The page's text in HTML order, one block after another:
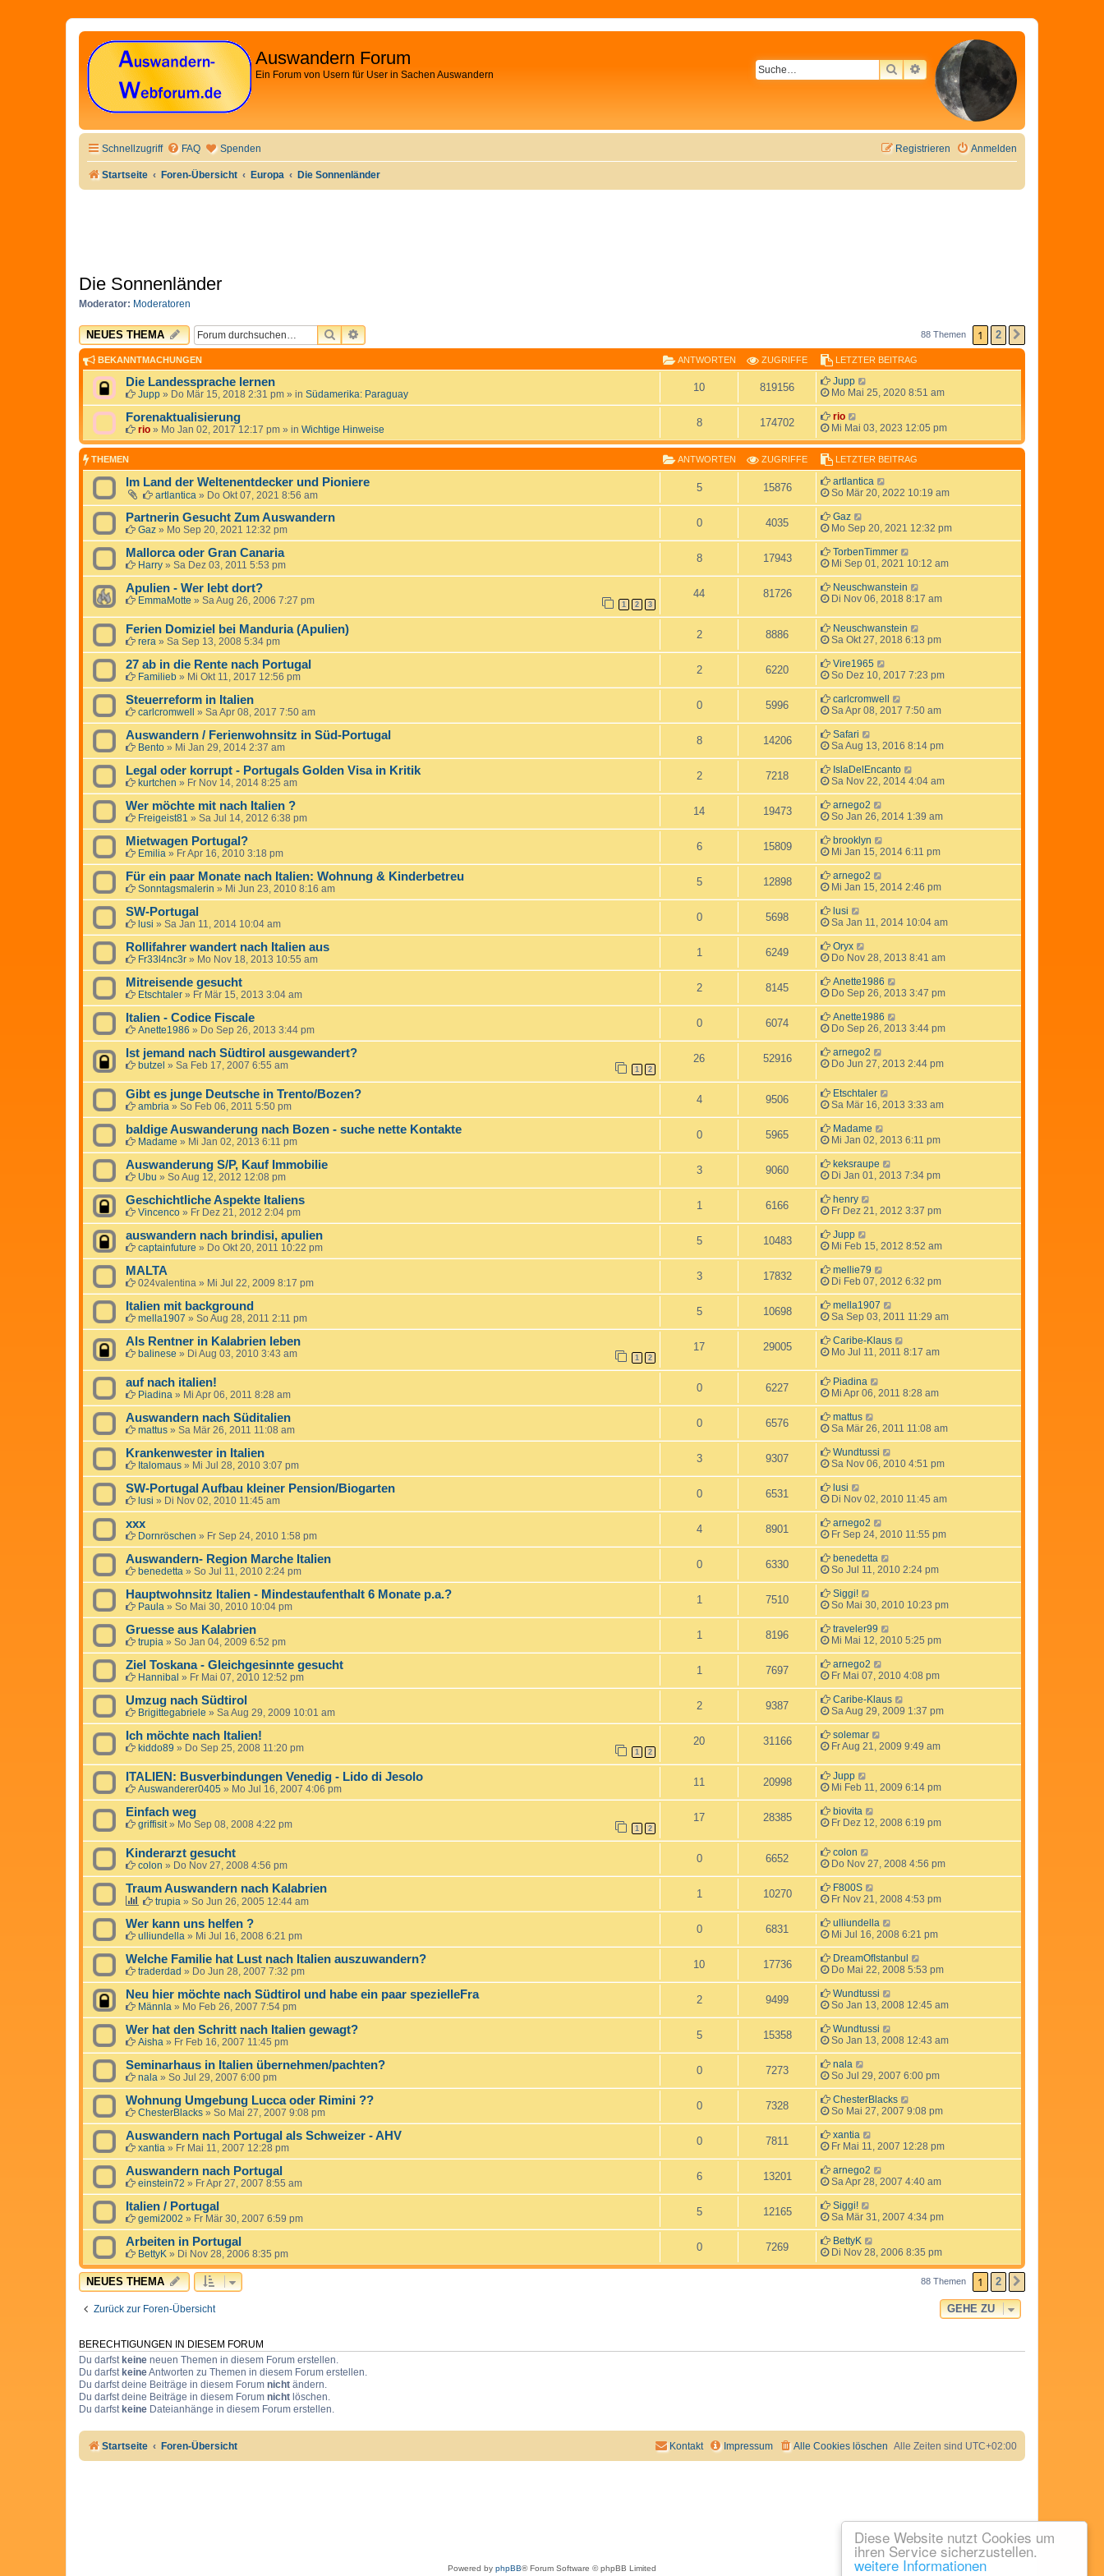
Diese Website nutzt Cookies um
ihren Service sicherzustellen.
weitere Informationen
Auswandern Forum
Ein Forum von Usern für User in Sachen Auswandern SUCHEERWEITERTE SUCHE
Schnellzugriff FAQ Spenden Anmelden
Registrieren
Startseite Foren-Übersicht Europa Die Sonnenländer
Die Sonnenländer
Moderator: Moderatoren
NEUES THEMA SUCHEERWEITERTE SUCHE 88 Themen 1 2
BEKANNTMACHUNGEN ANTWORTEN ZUGRIFFE LETZTER BEITRAG
Die Landessprache lernen
Jupp » Do Mär 15, 2018 2:31 pm » in Südamerika: Paraguay
10 819156
Jupp
Mo Mai 25, 2020 8:51 am
Forenaktualisierung
rio » Mo Jan 02, 2017 12:17 pm » in Wichtige Hinweise
8 174702
rio
Mi Mai 03, 2023 12:05 pm
THEMEN ANTWORTEN ZUGRIFFE LETZTER BEITRAG
Im Land der Weltenentdecker und Pioniere
artlantica » Do Okt 07, 2021 8:56 am
5 15876
artlantica
So Mär 20, 2022 10:19 am
Partnerin Gesucht Zum Auswandern
Gaz » Mo Sep 20, 2021 12:32 pm
0 4035
Gaz
Mo Sep 20, 2021 12:32 pm
Mallorca oder Gran Canaria
Harry » Sa Dez 03, 2011 5:53 pm
8 17943
TorbenTimmer
Mi Sep 01, 2021 10:12 am
Apulien - Wer lebt dort?
EmmaMotte » Sa Aug 26, 2006 7:27 pm 1 2 3
44 81726
Neuschwanstein
Di Nov 06, 2018 8:17 am
Ferien Domiziel bei Manduria (Apulien)
rera » Sa Sep 13, 2008 5:34 pm
2 8886
Neuschwanstein
Sa Okt 27, 2018 6:13 pm
27 ab in die Rente nach Portugal
Familieb » Mi Okt 11, 2017 12:56 pm
2 6220
Vire1965
So Dez 10, 2017 7:23 pm
Steuerreform in Italien
carlcromwell » Sa Apr 08, 2017 7:50 am
0 5996
carlcromwell
Sa Apr 08, 2017 7:50 am
Auswandern / Ferienwohnsitz in Süd-Portugal
Bento » Mi Jan 29, 2014 2:37 am
8 14206
Safari
Sa Aug 13, 2016 8:14 pm
Legal oder korrupt - Portugals Golden Visa in Kritik
kurtchen » Fr Nov 14, 2014 8:25 am
2 7218
IslaDelEncanto
Sa Nov 22, 2014 4:04 am
Wer möchte mit nach Italien ?
Freigeist81 » Sa Jul 14, 2012 6:38 pm
14 19473
arnego2
So Jan 26, 2014 1:39 am
Mietwagen Portugal?
Emilia » Fr Apr 16, 2010 3:18 pm
6 15809
brooklyn
Mi Jan 15, 2014 6:11 pm
Für ein paar Monate nach Italien: Wohnung & Kinderbetreu
Sonntagsmalerin » Mi Jun 23, 2010 8:16 am
5 12898
arnego2
Mi Jan 15, 2014 2:46 pm
SW-Portugal
lusi » Sa Jan 11, 2014 10:04 am
0 5698
lusi
Sa Jan 11, 2014 10:04 am
Rollifahrer wandert nach Italien aus
Fr33l4nc3r » Mo Nov 18, 2013 10:55 am
1 6249
Oryx
Do Nov 28, 2013 8:41 am
Mitreisende gesucht
Etschtaler » Fr Mär 15, 2013 3:04 am
2 8145
Anette1986
Do Sep 26, 2013 3:47 pm
Italien - Codice Fiscale
Anette1986 » Do Sep 26, 2013 3:44 pm
0 6074
Anette1986
Do Sep 26, 2013 3:44 pm
Ist jemand nach Südtirol ausgewandert?
butzel » Sa Feb 17, 2007 6:55 am 1 2
26 52916
arnego2
Do Jun 27, 2013 2:44 pm
Gibt es junge Deutsche in Trento/Bozen?
ambria » So Feb 06, 2011 5:50 pm
4 9506
Etschtaler
Sa Mär 16, 2013 3:33 am
baldige Auswanderung nach Bozen - suche nette Kontakte
Madame » Mi Jan 02, 2013 6:11 pm
0 5965
Madame
Mi Jan 02, 2013 6:11 pm
Auswanderung S/P, Kauf Immobilie
Ubu » So Aug 12, 2012 12:08 pm
3 9060
keksraupe
Di Jan 01, 2013 7:34 pm
Geschichtliche Aspekte Italiens
Vincenco » Fr Dez 21, 2012 2:04 pm
1 6166
henry
Fr Dez 21, 2012 3:37 pm
auswandern nach brindisi, apulien
captainfuture » Do Okt 20, 2011 10:22 pm
5 10483
Jupp
Mi Feb 15, 2012 8:52 am
MALTA
024valentina » Mi Jul 22, 2009 8:17 pm
3 17832
mellie79
Di Feb 07, 2012 6:32 pm
Italien mit background
mella1907 » So Aug 28, 2011 2:11 pm
5 10698
mella1907
Sa Sep 03, 2011 11:29 am
Als Rentner in Kalabrien leben
balinese » Di Aug 03, 2010 3:43 am 1 2
17 29005
Caribe-Klaus
Mo Jul 11, 2011 8:17 am
auf nach italien!
Piadina » Mi Apr 06, 2011 8:28 am
0 6227
Piadina
Mi Apr 06, 2011 8:28 am
Auswandern nach Süditalien
mattus » Sa Mär 26, 2011 11:08 am
0 6576
mattus
Sa Mär 26, 2011 11:08 am
Krankenwester in Italien
Italomaus » Mi Jul 28, 2010 3:07 pm
3 9307
Wundtussi
Sa Nov 06, 2010 4:51 pm
SW-Portugal Aufbau kleiner Pension/Biogarten
lusi » Di Nov 02, 2010 11:45 am
0 6531
lusi
Di Nov 02, 2010 11:45 am
xxx
Dornröschen » Fr Sep 24, 2010 1:58 pm
4 8901
arnego2
Fr Sep 24, 2010 11:55 pm
Auswandern- Region Marche Italien
benedetta » So Jul 11, 2010 2:24 pm
0 6330
benedetta
So Jul 11, 2010 2:24 pm
Hauptwohnsitz Italien - Mindestaufenthalt 6 Monate p.a.?
Paula » So Mai 30, 2010 10:04 pm
1 7510
Siggi!
So Mai 30, 2010 10:23 pm
Gruesse aus Kalabrien
trupia » So Jan 04, 2009 6:52 pm
1 8196
traveler99
Mi Mai 12, 2010 5:25 pm
Ziel Toskana - Gleichgesinnte gesucht
Hannibal » Fr Mai 07, 2010 12:52 pm
1 7697
arnego2
Fr Mai 07, 2010 4:08 pm
Umzug nach Südtirol
Brigittegabriele » Sa Aug 29, 2009 10:01 am
2 9387
Caribe-Klaus
Sa Aug 29, 2009 1:37 pm
Ich möchte nach Italien!
kiddo89 » Do Sep 25, 2008 11:20 pm 1 2
20 31166
solemar
Fr Aug 21, 2009 9:49 am
ITALIEN: Busverbindungen Venedig - Lido di Jesolo
Auswanderer0405 » Mo Jul 16, 2007 4:06 pm
11 20998
Jupp
Mi Feb 11, 2009 6:14 pm
Einfach weg
griffisit» Mo Sep 08, 2008 4:22 pm 1 2
17 28385
biovita
Fr Dez 12, 2008 6:19 pm
Kinderarzt gesucht
colon » Do Nov 27, 2008 4:56 pm
0 6652
colon
Do Nov 27, 2008 4:56 pm
Traum Auswandern nach Kalabrien
trupia » So Jun 26, 2005 12:44 am
1 10270
F800S
Fr Nov 21, 2008 4:53 pm
Wer kann uns helfen ?
ulliundella » Mi Jul 16, 2008 6:21 pm
0 6831
ulliundella
Mi Jul 16, 2008 6:21 pm
Welche Familie hat Lust nach Italien auszuwandern?
traderdad » Do Jun 28, 2007 7:32 pm
10 17736
DreamOfIstanbul
Do Mai 22, 2008 5:53 pm
Neu hier möchte nach Südtirol und habe ein paar spezielleFra
Männla » Mo Feb 26, 2007 7:54 pm
2 9499
Wundtussi
So Jan 13, 2008 12:45 am
Wer hat den Schritt nach Italien gewagt?
Aisha » Fr Feb 16, 2007 11:45 pm
5 15358
Wundtussi
So Jan 13, 2008 12:43 am
Seminarhaus in Italien übernehmen/pachten?
nala » So Jul 29, 2007 6:00 pm
0 7273
nala
So Jul 29, 2007 6:00 pm
Wohnung Umgebung Lucca oder Rimini ??
ChesterBlacks » So Mai 27, 2007 9:08 pm
0 7328
ChesterBlacks
So Mai 27, 2007 9:08 pm
Auswandern nach Portugal als Schweizer - AHV
xantia » Fr Mai 11, 2007 12:28 pm
0 7811
xantia
Fr Mai 11, 2007 12:28 pm
Auswandern nach Portugal
einstein72 » Fr Apr 27, 2007 8:55 am
6 13201
arnego2
Sa Apr 28, 2007 4:40 am
Italien / Portugal
gemi2002 » Fr Mär 30, 2007 6:59 pm
5 12165
Siggi!
Sa Mär 31, 2007 4:34 pm
Arbeiten in Portugal
BettyK » Di Nov 28, 2006 8:35 pm
0 7269
BettyK
Di Nov 28, 2006 8:35 pm
NEUES THEMA 88 Themen 1 2
Zurück zur Foren-Übersicht GEHE ZU
BERECHTIGUNGEN IN DIESEM FORUM
Du darfstkeine neuen Themen in diesem Forum erstellen.
Du darfstkeineAntworten zu Themen in diesem Forum erstellen.
Du darfst deine Beiträge in diesem Forum nicht ändern.
Du darfst deine Beiträge in diesem Forum nicht löschen.
Du darfstkeine Dateianhänge in diesem Forum erstellen.
Startseite Foren-Übersicht Alle Zeiten sind UTC+02:00
Alle Cookies löschen
Impressum
Kontakt
Powered by phpBB® Forum Software © phpBB Limited